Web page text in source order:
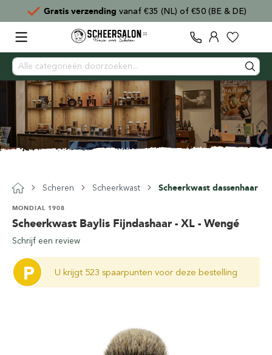
& DE) Voor15:00besteld,direct verzonden
Scheren Scheerkwast Scheerkwast dassenhaar
Scheerkwast Baylis Fijndashaar - XL - Wengé
MONDIAL 1908
Schrijf een review
P U krijgt 523 spaarpunten voor deze bestelling